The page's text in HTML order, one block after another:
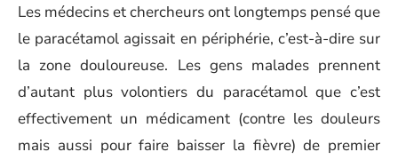
Les médecins et chercheurs ont longtemps pensé que
le paracétamol agissait en périphérie, c’est-à-dire sur
la zone douloureuse. Les gens malades prennent
d’autant plus volontiers du paracétamol que c’est
effectivement un médicament (contre les douleurs
mais aussi pour faire baisser la fièvre) de premier